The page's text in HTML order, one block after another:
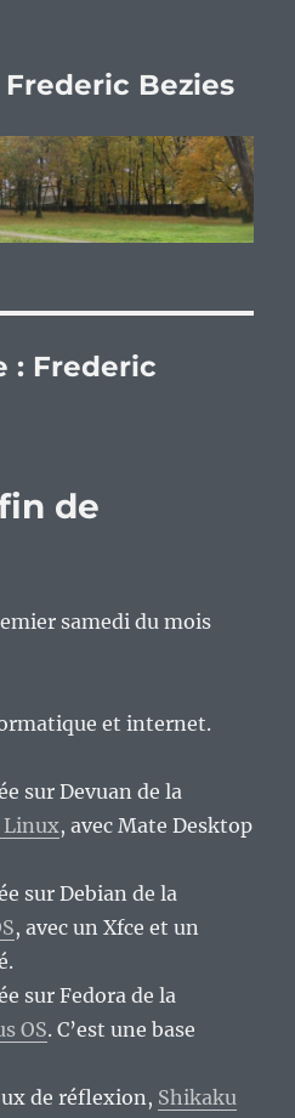
Bezies
: Frederic
de
samedi du mois
et internet.
sur Devuan de la
Linux, avec Mate Desktop
sur Debian de la
, avec un Xfce et un
sur Fedora de la
OS. C’est une base
de réflexion, Shikaku